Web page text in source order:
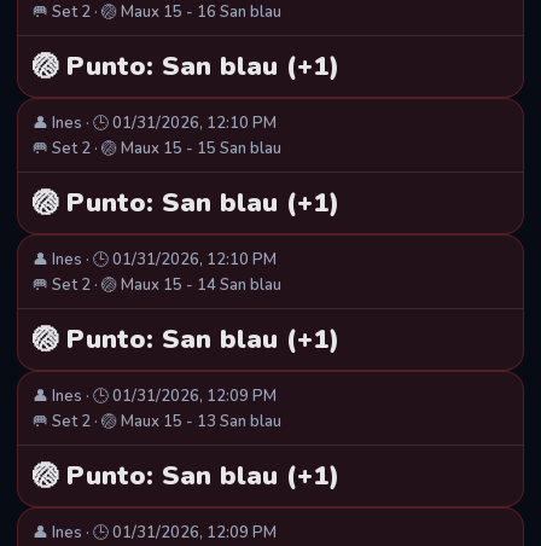
🥅 Set 2 · 🏐 Maux 15 - 16 San blau
🏐 Punto: San blau (+1)
👤 Ines · 🕒 01/31/2026, 12:10 PM
🥅 Set 2 · 🏐 Maux 15 - 15 San blau
🏐 Punto: San blau (+1)
👤 Ines · 🕒 01/31/2026, 12:10 PM
🥅 Set 2 · 🏐 Maux 15 - 14 San blau
🏐 Punto: San blau (+1)
👤 Ines · 🕒 01/31/2026, 12:09 PM
🥅 Set 2 · 🏐 Maux 15 - 13 San blau
🏐 Punto: San blau (+1)
👤 Ines · 🕒 01/31/2026, 12:09 PM